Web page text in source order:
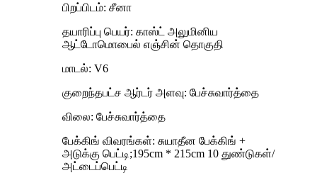
பிறப்பிடம்: சீனா
தயாரிப்பு பெயர்: காஸ்ட் அலுமினிய
ஆட்டோமொபைல் எஞ்சின் தொகுதி
மாடல்: V6
குறைந்தபட்ச ஆர்டர் அளவு: பேச்சுவார்த்தை
விலை: பேச்சுவார்த்தை
பேக்கிங் விவரங்கள்: சுயாதீன பேக்கிங் +
அடுக்கு பெட்டி;195cm * 215cm 10 துண்டுகள்/
அட்டைப்பெட்டி